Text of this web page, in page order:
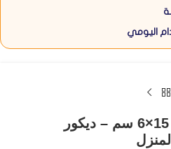
اليومي
مبخرة نحاس صغيرة 15×6 سم – ديكور